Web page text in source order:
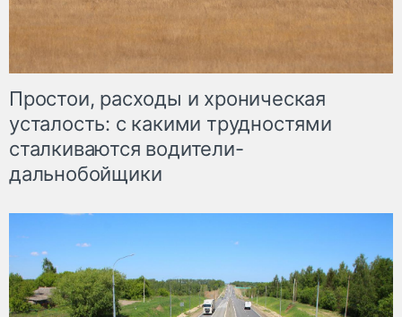
Простои, расходы и хроническая
усталость: с какими трудностями
сталкиваются водители-
дальнобойщики